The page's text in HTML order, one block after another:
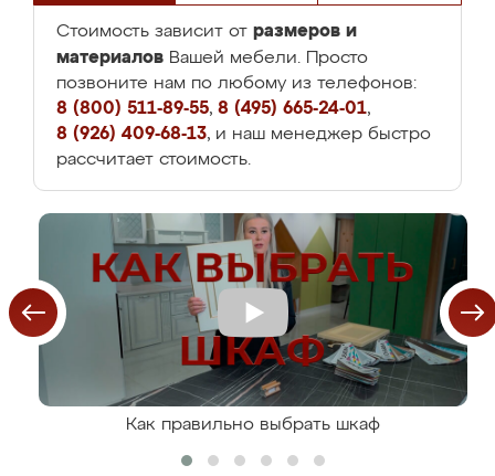
Стоимость зависит от размеров и
материалов Вашей мебели. Просто
позвоните нам по любому из телефонов:
8 (800) 511-89-55, 8 (495) 665-24-01,
8 (926) 409-68-13, и наш менеджер быстро
рассчитает стоимость.
Как правильно выбрать шкаф